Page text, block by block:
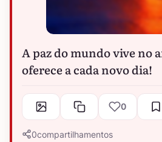
A paz do mundo vive no
oferece a cada novo dia!
0
0compartilhamentos